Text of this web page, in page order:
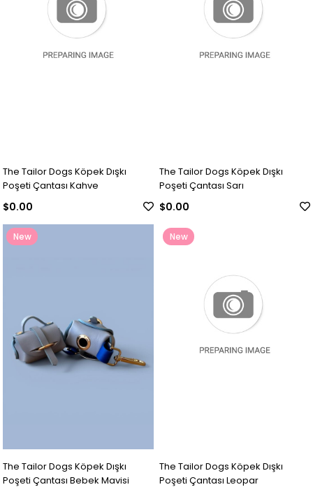
The Tailor Dogs Köpek Dışkı
Poşeti Çantası Kahve
$0.00
The Tailor Dogs Köpek Dışkı
Poşeti Çantası Sarı
$0.00
The Tailor Dogs Köpek Dışkı
Poşeti Çantası Bebek Mavisi
New
The Tailor Dogs Köpek Dışkı
Poşeti Çantası Leopar
New